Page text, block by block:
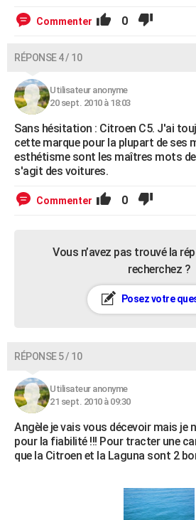
Commenter 0
RÉPONSE 4 / 10
Utilisateur anonyme
20 sept. 2010 à 18:03
Sans hésitation : Citroen C5. J'ai
cette marque pour la plupart de ses
esthétisme sont les maîtres mots
s'agit des voitures.
Commenter 0
Vous n’avez pas trouvé la
recherchez ?
Posez votre
RÉPONSE 5 / 10
Utilisateur anonyme
21 sept. 2010 à 09:30
Angèle je vais vous décevoir mais je
pour la fiabilité !!! Pour tracter une
que la Citroen et la Laguna sont 2